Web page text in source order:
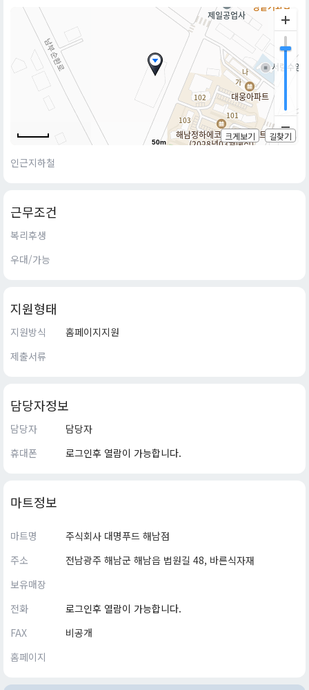
50m
크게보기 길찾기
인근지하철
근무조건
복리후생
우대/가능
지원형태
지원방식
홈페이지지원
제출서류
담당자정보
담당자
담당자
휴대폰
로그인후 열람이 가능합니다.
마트정보
마트명
주식회사 대명푸드 해남점
주소
전남광주 해남군 해남읍 법원길 48, 바른식자재
보유매장
전화
로그인후 열람이 가능합니다.
FAX
비공개
홈페이지